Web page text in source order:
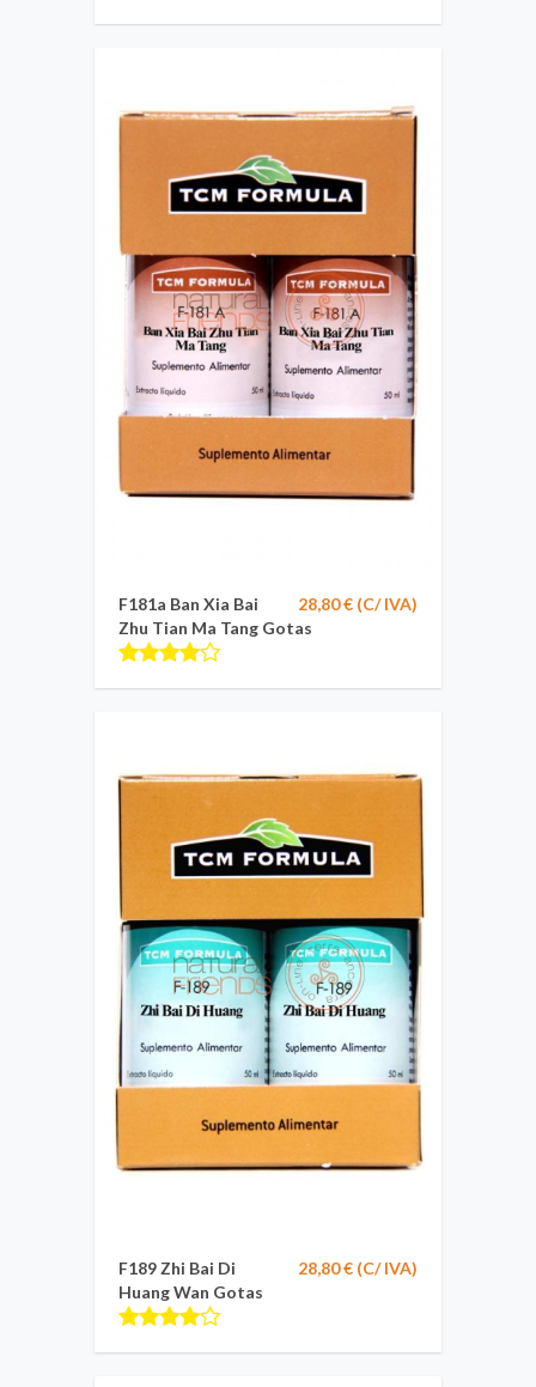
28,80 € (C/ IVA)
F181a Ban Xia Bai
Zhu Tian Ma Tang Gotas
28,80 € (C/ IVA)
F189 Zhi Bai Di
Huang Wan Gotas